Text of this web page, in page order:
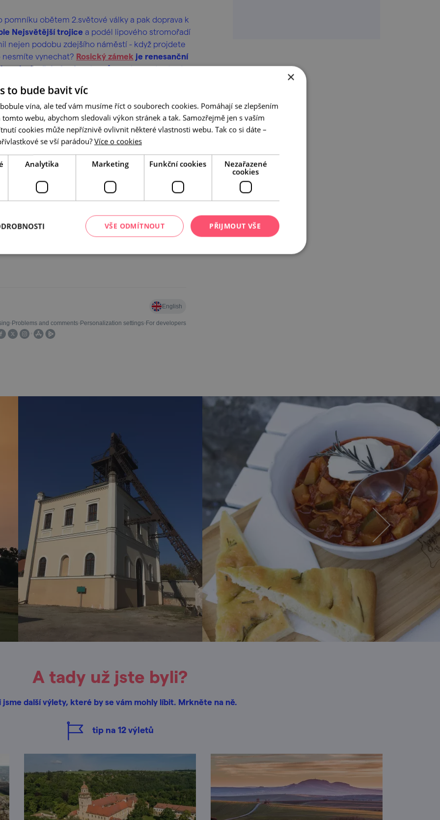
obětem 2.světové války a pak doprava k
Nejsvětější trojice a podél lipového stromořadí
nejen podobu zdejšího náměstí - když projdete
vynechat? Rosický zámek je renesanční
zraky k překrásným stropůmnebo sestupte do
Bůh i vaší cestě!
A tady už jste byli?
jsme další výlety, které by se vám mohly líbit. Mrkněte na ně.
tip na 12výletů
×
to bude bavit víc
vína, ale teď vám musíme říct o souborech cookies. Pomáhají se zlepšením
tomto webu, abychom sledovali výkon stránek a tak. Samozřejmě jen s vaším
cookies může nepříznivě ovlivnit některé vlastnosti webu. Tak co si dáte –
se vší parádou? Více o cookies
Analytika Marketing Funkční cookies
Nezařazené
cookies
PŘIJMOUT VŠE
VŠE ODMÍTNOUT